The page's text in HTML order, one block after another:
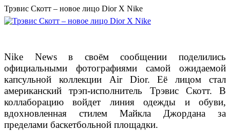
Трэвис Скотт – новое лицо Dior X Nike
Nike News в своём сообщении поделились
официальными фотографиями самой ожидаемой
капсульной коллекции Air Dior. Её лицом стал
американский трэп-исполнитель Трэвис Скотт. В
коллаборацию войдет линия одежды и обуви,
вдохновленная стилем Майкла Джордана за
пределами баскетбольной площадки.